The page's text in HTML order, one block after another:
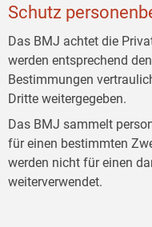
Schutz
Das BMJ achtet die
werden entsprechend
Bestimmungen
Dritte weitergegeben.
Das BMJ sammelt
für einen bestimmten
werden nicht für einen
weiterverwendet.